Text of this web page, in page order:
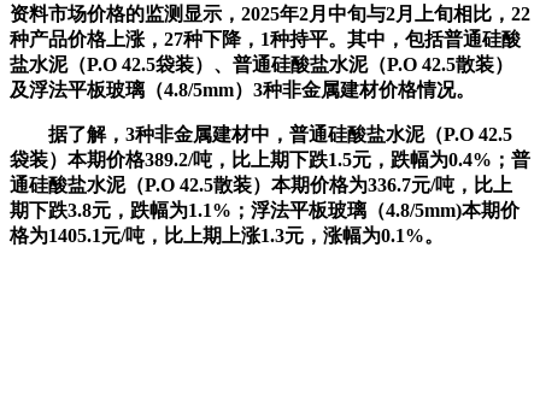
资料市场价格的监测显示，2025年2月中旬与2月上旬相比，22
种产品价格上涨，27种下降，1种持平。其中，包括普通硅酸
盐水泥（P.O 42.5袋装）、普通硅酸盐水泥（P.O 42.5散装）
及浮法平板玻璃（4.8/5mm）3种非金属建材价格情况。
据了解，3种非金属建材中，普通硅酸盐水泥（P.O 42.5
袋装）本期价格389.2/吨，比上期下跌1.5元，跌幅为0.4%；普
通硅酸盐水泥（P.O 42.5散装）本期价格为336.7元/吨，比上
期下跌3.8元，跌幅为1.1%；浮法平板玻璃（4.8/5mm)本期价
格为1405.1元/吨，比上期上涨1.3元，涨幅为0.1%。